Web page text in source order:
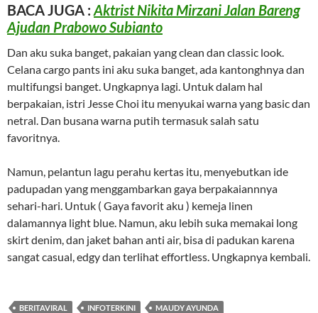
BACA JUGA : Aktrist Nikita Mirzani Jalan Bareng
Ajudan Prabowo Subianto
Dan aku suka banget, pakaian yang clean dan classic look.
Celana cargo pants ini aku suka banget, ada kantonghnya dan
multifungsi banget. Ungkapnya lagi. Untuk dalam hal
berpakaian, istri Jesse Choi itu menyukai warna yang basic dan
netral. Dan busana warna putih termasuk salah satu
favoritnya.
Namun, pelantun lagu perahu kertas itu, menyebutkan ide
padupadan yang menggambarkan gaya berpakaiannnya
sehari-hari. Untuk ( Gaya favorit aku ) kemeja linen
dalamannya light blue. Namun, aku lebih suka memakai long
skirt denim, dan jaket bahan anti air, bisa di padukan karena
sangat casual, edgy dan terlihat effortless. Ungkapnya kembali.
BERITAVIRAL INFOTERKINI MAUDY AYUNDA